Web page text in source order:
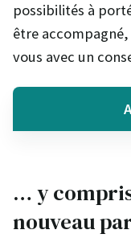
possibilités à
être
vous avec un
… y
nouveau